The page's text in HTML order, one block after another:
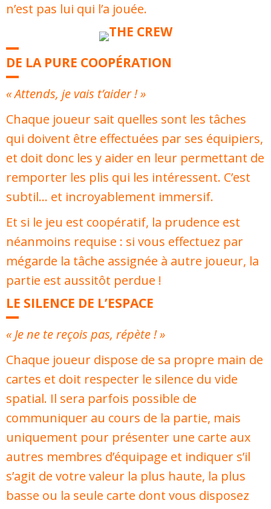
n’est pas lui qui l’a jouée.
DE LA PURE COOPÉRATION
« Attends, je vais t’aider ! »
Chaque joueur sait quelles sont les tâches
qui doivent être effectuées par ses équipiers,
et doit donc les y aider en leur permettant de
remporter les plis qui les intéressent. C’est
subtil… et incroyablement immersif.
Et si le jeu est coopératif, la prudence est
néanmoins requise : si vous effectuez par
mégarde la tâche assignée à autre joueur, la
partie est aussitôt perdue !
LE SILENCE DE L’ESPACE
« Je ne te reçois pas, répète ! »
Chaque joueur dispose de sa propre main de
cartes et doit respecter le silence du vide
spatial. Il sera parfois possible de
communiquer au cours de la partie, mais
uniquement pour présenter une carte aux
autres membres d’équipage et indiquer s’il
s’agit de votre valeur la plus haute, la plus
basse ou la seule carte dont vous disposez